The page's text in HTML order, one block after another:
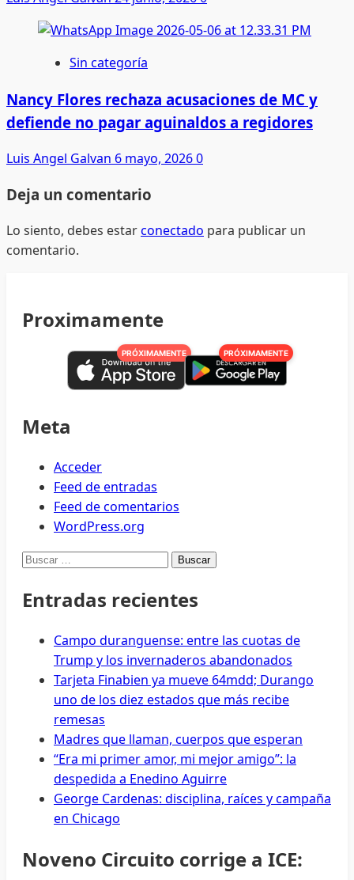
Sin categoría
Nancy Flores rechaza acusaciones de MC y
defiende no pagar aguinaldos a regidores
Luis Angel Galvan 6 mayo, 20260
Deja un comentario
Lo siento, debes estarconectado para publicar un
comentario.
Proximamente
PRÓXIMAMENTE PRÓXIMAMENTE
Meta
Acceder
Feed de entradas
Feed de comentarios
WordPress.org
Buscar:
Entradas recientes
Campo duranguense: entre las cuotas de
Trump y los invernaderos abandonados
Tarjeta Finabien ya mueve 64mdd; Durango
uno de los diez estados que más recibe
remesas
Madres que llaman, cuerpos que esperan
“Era mi primer amor, mi mejor amigo”: la
despedida a Enedino Aguirre
George Cardenas: disciplina, raíces y campaña
en Chicago
Noveno Circuito corrige a ICE: